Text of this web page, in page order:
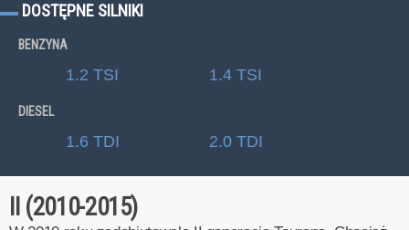
DOSTĘPNE SILNIKI
BENZYNA
1.2 TSI 1.4 TSI
DIESEL
1.6 TDI 2.0 TDI
II (2010-2015)